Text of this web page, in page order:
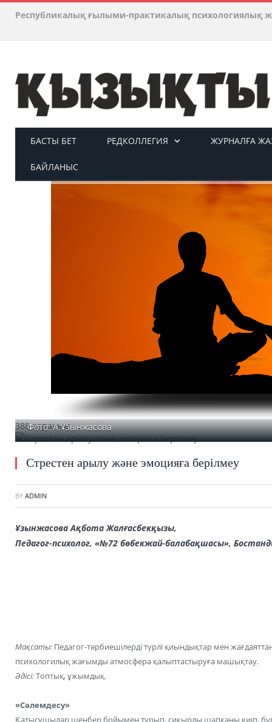
Республикалық ғылыми-практикалық психологиялық
БАСТЫ БЕТ РЕДКОЛЛЕГИЯ ЖУРНАЛҒА
БАЙЛАНЫС
388 қаралым
Фото: А.Ұзынжасова
Стрестен арылу және эмоцияға берілмеу
BY ADMIN
Ұзынжасова Ақбота Жалғасбекқызы,
Педагог-психолог, «№72 бөбекжай-балабақшасы»,
Мақсаты: Педагог-тәрбиешілерді түрлі қиындықтар мен
психологилық жағымды атмосфера қалыптастыруға машықтау.
Әдісі:Топтық, ұжымдық.
«Сәлемдесу»
Қатысушылар шеңбер бойымен тұрып, сиқырлы шапканы киіп,